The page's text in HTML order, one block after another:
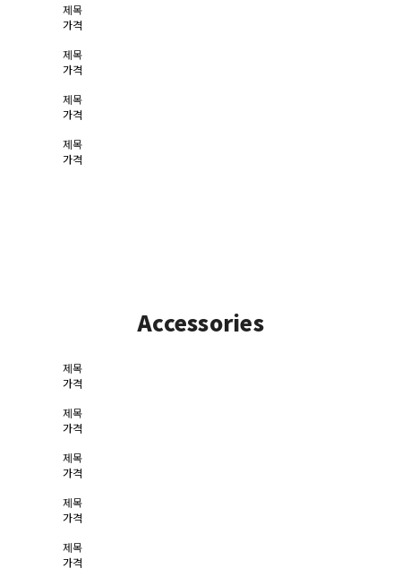
제목
가격
제목
가격
제목
가격
제목
가격
Accessories
제목
가격
제목
가격
제목
가격
제목
가격
제목
가격